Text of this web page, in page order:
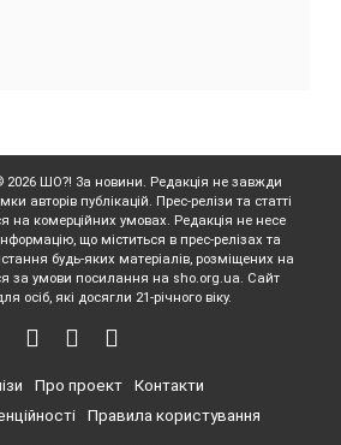
2026 ШО?! За новини. Редакція не завжди
авторів публікацій. Прес-релізи та статті
на комерційних умовах. Редакція не несе
що міститься в прес-релізах та
будь-яких матеріалів, розміщених на
за умови посилання на sho.org.ua. Сайт
осіб, які досягли 21-річного віку.
Про проект
Контакти
Правила користування